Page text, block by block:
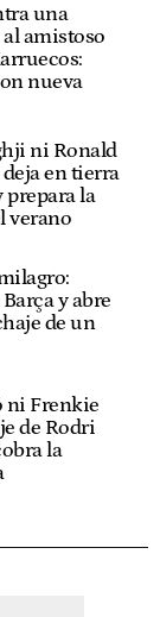
una
amistoso
nueva
ni Ronald
en tierra
la
verano
y abre
de un
ni Frenkie
de Rodri
la